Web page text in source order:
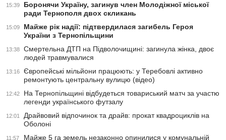
15:39
Боронячи Україну, загинув член Молодіжної міської
ради Тернополя двох скликань
15:09
Майже рік надії: підтвердилася загибель Героя
України з Тернопільщини
13:38
Смертельна ДТП на Підволочищині: загинула жінка, двоє
людей травмувалися
13:16
Європейські мільйони працюють: у Теребовлі активно
ремонтують центральну вулицю (відео)
12:42
На Тернопільщині відбудеться товариський матч за участю
легенди українського футзалу
12:01
Драйвовий відпочинок та драйв: прокат квадроциклів на
Оболоні
11:57 Майже 5 га земель незаконно опинилися у комунальній